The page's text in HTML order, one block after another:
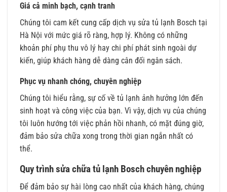
Giá cả minh bạch, cạnh tranh
Chúng tôi cam kết cung cấp dịch vụ sửa tủ lạnh Bosch tại
Hà Nội với mức giá rõ ràng, hợp lý. Không có những
khoản phí phụ thu vô lý hay chi phí phát sinh ngoài dự
kiến, giúp khách hàng dễ dàng cân đối ngân sách.
Phục vụ nhanh chóng, chuyên nghiệp
Chúng tôi hiểu rằng, sự cố về tủ lạnh ảnh hưởng lớn đến
sinh hoạt và công việc của bạn. Vì vậy, dịch vụ của chúng
tôi luôn hướng tới việc phản hồi nhanh, có mặt đúng giờ,
đảm bảo sửa chữa xong trong thời gian ngắn nhất có
thể.
Quy trình sửa chữa tủ lạnh Bosch chuyên nghiệp
Để đảm bảo sự hài lòng cao nhất của khách hàng, chúng